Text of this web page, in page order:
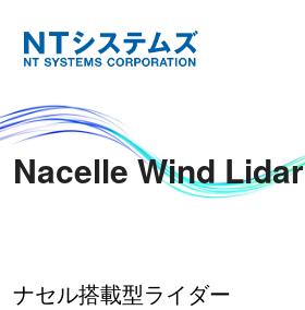
Nacelle Wind Lidar
ナセル搭載型ライダー